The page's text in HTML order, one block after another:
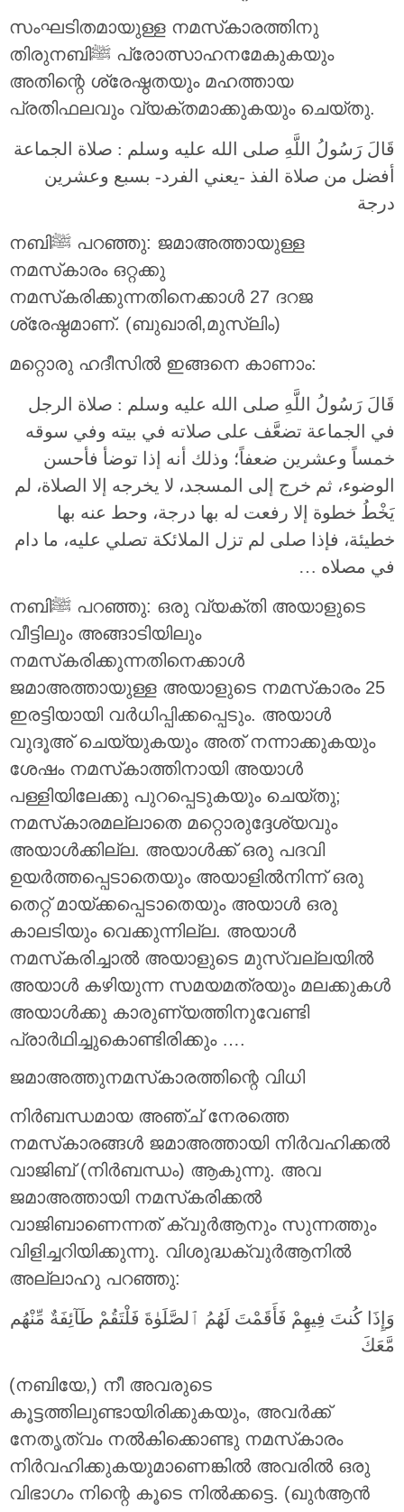
സംഘടിതമായുള്ള നമസ്‌കാരത്തിനു
തിരുനബിﷺ പ്രോത്സാഹനമേകുകയും
അതിന്റെ ശ്രേഷ്ഠതയും മഹത്തായ
പ്രതിഫലവും വ്യക്തമാക്കുകയും ചെയ്തു.
قَالَ رَسُولُ اللَّهِ صلى الله عليه وسلم : صلاة الجماعة
أفضل من صلاة الفذ -يعني الفرد- بسبع وعشرين
درجة
നബിﷺ പറഞ്ഞു: ജമാഅത്തായുള്ള
നമസ്‌കാരം ഒറ്റക്കു
നമസ്‌കരിക്കുന്നതിനെക്കാൾ 27 ദറജ
ശ്രേഷ്ഠമാണ്. (ബുഖാരി,മുസ്ലിം)
മറ്റൊരു ഹദീസിൽ ഇങ്ങനെ കാണാം:
قَالَ رَسُولُ اللَّهِ صلى الله عليه وسلم : صلاة الرجل
في الجماعة تضعَّف على صلاته في بيته وفي سوقه
خمساً وعشرين ضعفاً؛ وذلك أنه إذا توضأ فأحسن
الوضوء، ثم خرج إلى المسجد، لا يخرجه إلا الصلاة، لم
يَخْطُ خطوة إلا رفعت له بها درجة، وحط عنه بها
خطيئة، فإذا صلى لم تزل الملائكة تصلي عليه، ما دام
في مصلاه …
നബിﷺ പറഞ്ഞു: ഒരു വ്യക്തി അയാളുടെ
വീട്ടിലും അങ്ങാടിയിലും
നമസ്‌കരിക്കുന്നതിനെക്കാൾ
ജമാഅത്തായുള്ള അയാളുടെ നമസ്‌കാരം 25
ഇരട്ടിയായി വർധിപ്പിക്കപ്പെടും. അയാൾ
വുദൂഅ് ചെയ്യുകയും അത് നന്നാക്കുകയും
ശേഷം നമസ്‌കാത്തിനായി അയാൾ
പള്ളിയിലേക്കു പുറപ്പെടുകയും ചെയ്തു;
നമസ്‌കാരമല്ലാതെ മറ്റൊരുദ്ദേശ്യവും
അയാൾക്കില്ല. അയാൾക്ക് ഒരു പദവി
ഉയർത്തപ്പെടാതെയും അയാളിൽനിന്ന് ഒരു
തെറ്റ് മായ്ക്കപ്പെടാതെയും അയാൾ ഒരു
കാലടിയും വെക്കുന്നില്ല. അയാൾ
നമസ്‌കരിച്ചാൽ അയാളുടെ മുസ്വല്ലയിൽ
അയാൾ കഴിയുന്ന സമയമത്രയും മലക്കുകൾ
അയാൾക്കു കാരുണ്യത്തിനുവേണ്ടി
പ്രാർഥിച്ചുകൊണ്ടിരിക്കും ….
ജമാഅത്തുനമസ്‌കാരത്തിന്റെ വിധി
നിർബന്ധമായ അഞ്ച് നേരത്തെ
നമസ്‌കാരങ്ങൾ ജമാഅത്തായി നിർവഹിക്കൽ
വാജിബ് (നിർബന്ധം) ആകുന്നു. അവ
ജമാഅത്തായി നമസ്‌കരിക്കൽ
വാജിബാണെന്നത് ക്വുർആനും സുന്നത്തും
വിളിച്ചറിയിക്കുന്നു. വിശുദ്ധക്വുർആനിൽ
അല്ലാഹു പറഞ്ഞു:
وَإِذَا كُنتَ فِيهِمْ فَأَقَمْتَ لَهُمُ ٱلصَّلَوٰةَ فَلْتَقُمْ طَآئِفَةٌ مِّنْهُم
مَّعَكَ
(നബിയേ,) നീ അവരുടെ
കൂട്ടത്തിലുണ്ടായിരിക്കുകയും, അവർക്ക്
നേതൃത്വം നൽകിക്കൊണ്ടു നമസ്‌കാരം
നിർവഹിക്കുകയുമാണെങ്കിൽ അവരിൽ ഒരു
വിഭാഗം നിന്റെ കൂടെ നിൽക്കട്ടെ. (ഖു൪ആന്‍